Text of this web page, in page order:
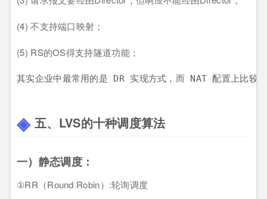
(4) 不支持端口映射；
(5) RS的OS得支持隧道功能；
五、LVS的十种调度算法
一）静态调度：
①RR（Round Robin）:轮询调度